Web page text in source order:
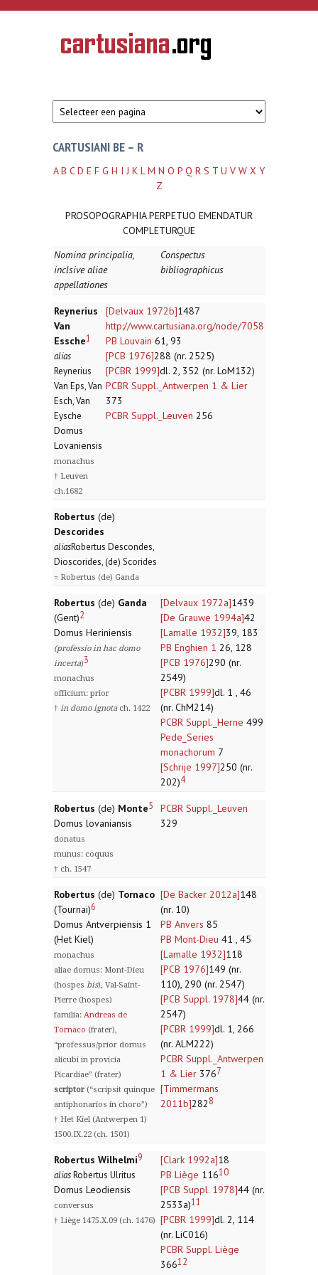
Overslaan en naar de inhoud gaan
CARTUSIANA
Geschiedenis
van de
CARTUSIANI BE – R
A B C D E F G H I J K L M N O P Q R S T U V W X Y
Z
PROSOPOGRAPHIA PERPETUO EMENDATUR
COMPLETURQUE
Nomina principalia,
inclsive aliae
appellationes
Conspectus
bibliographicus
Reynerius
Van
Essche1
alias
Reynerius
Van Eps, Van
Esch, Van
Eysche
Domus
Lovaniensis
monachus
† Leuven
ch.1682
[Delvaux 1972b]1487
http://www.cartusiana.org/node/7058
PB Louvain 61, 93
[PCB 1976]288 (nr. 2525)
[PCBR 1999]dl. 2, 352 (nr. LoM132)
PCBR Suppl._Antwerpen 1 & Lier
373
PCBR Suppl._Leuven 256
Robertus (de)
Descorides
aliasRobertus Descondes,
Dioscorides, (de) Scorides
= Robertus (de) Ganda
Robertus (de) Ganda
(Gent)2
Domus Heriniensis
(professio in hac domo
incerta)3
monachus
officium: prior
† in domo ignotach. 1422
[Delvaux 1972a]1439
[De Grauwe 1994a]42
[Lamalle 1932]39, 183
PB Enghien 1 26, 128
[PCB 1976]290 (nr.
2549)
[PCBR 1999]dl. 1 , 46
(nr. ChM214)
PCBR Suppl._Herne 499
Pede_Series
monachorum 7
[Schrije 1997]250 (nr.
202)4
Robertus (de) Monte5
Domus lovaniansis
donatus
munus: coquus
† ch. 1547
PCBR Suppl._Leuven
329
Robertus (de) Tornaco
(Tournai)6
Domus Antverpiensis 1
(Het Kiel)
monachus
aliae domus: Mont-Dieu
(hospes bis), Val-Saint-
Pierre (hospes)
familia: Andreas de
Tornaco (frater),
“professus/prior domus
alicubi in provicia
Picardiae” (frater)
scriptor (“scripsit quinque
antiphonarios in choro”)
† Het Kiel (Antwerpen 1)
1500.IX.22 (ch. 1501)
[De Backer 2012a]148
(nr. 10)
PB Anvers 85
PB Mont-Dieu 41 , 45
[Lamalle 1932]118
[PCB 1976]149 (nr.
110), 290 (nr. 2547)
[PCB Suppl. 1978]44 (nr.
2547)
[PCBR 1999]dl. 1, 266
(nr. ALM222)
PCBR Suppl._Antwerpen
1 & Lier 3767
[Timmermans
2011b]2828
Robertus Wilhelmi9
aliasRobertus Ulritus
Domus Leodiensis
conversus
† Liège 1475.X.09 (ch. 1476)
[Clark 1992a]18
PB Liège 11610
[PCB Suppl. 1978]44 (nr.
2533a)11
[PCBR 1999]dl. 2, 114
(nr. LiC016)
PCBR Suppl. Liège
36612